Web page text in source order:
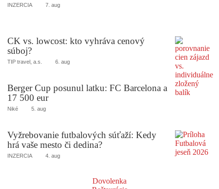
INZERCIA 7. aug
CK vs. lowcost: kto vyhráva cenový
súboj?
TIP travel, a.s. 6. aug
Berger Cup posunul latku: FC Barcelona a
17 500 eur
Niké 5. aug
Vyžrebovanie futbalových súťaží: Kedy
hrá vaše mesto či dedina?
INZERCIA 4. aug
Dovolenka